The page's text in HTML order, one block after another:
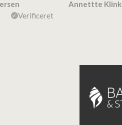
Verificeret
Annettte Klink